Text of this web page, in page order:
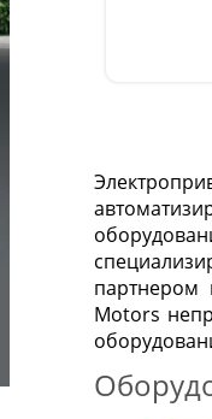
партнером
Motors